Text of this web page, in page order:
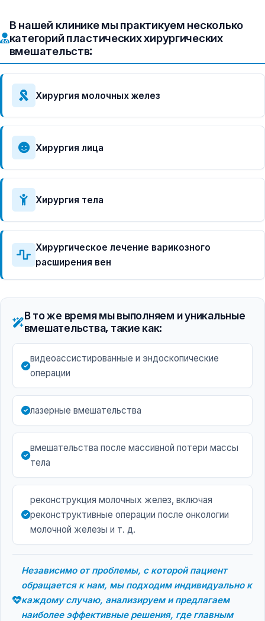
В нашей клинике мы практикуем несколько
категорий пластических хирургических
вмешательств:
Хирургия молочных желез
Хирургия лица
Хирургия тела
Хирургическое лечение варикозного
расширения вен
В то же время мы выполняем и уникальные
вмешательства, такие как:
видеоассистированные и эндоскопические
операции
лазерные вмешательства
вмешательства после массивной потери массы
тела
реконструкция молочных желез, включая
реконструктивные операции после онкологии
молочной железы и т. д.
Независимо от проблемы, с которой пациент
обращается к нам, мы подходим индивидуально к
каждому случаю, анализируем и предлагаем
наиболее эффективные решения, где главным